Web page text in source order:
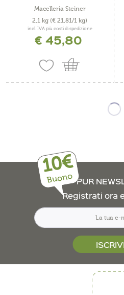
Macelleria Steiner
2,1 kg (€ 21,81/1 kg)
incl. IVA più costi di spedizione
€ 45,80
10€
Buono PUR
Registrati ora